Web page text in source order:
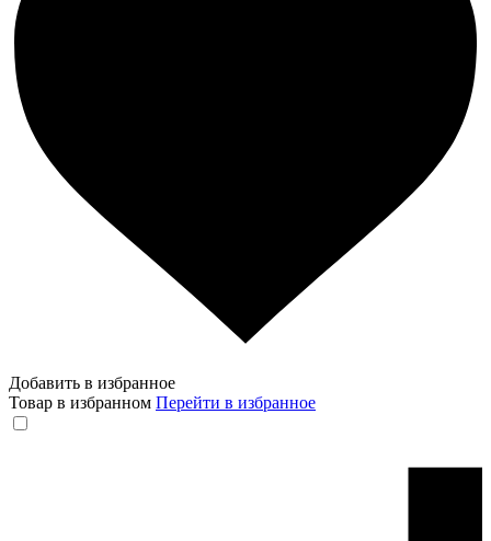
Добавить в избранное
Товар в избранном Перейти в избранное